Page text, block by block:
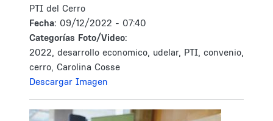
PTI del Cerro
Fecha: 09/12/2022 - 07:40
Categorías Foto/Video:
2022, desarrollo economico, udelar, PTI, convenio,
cerro, Carolina Cosse
Descargar Imagen